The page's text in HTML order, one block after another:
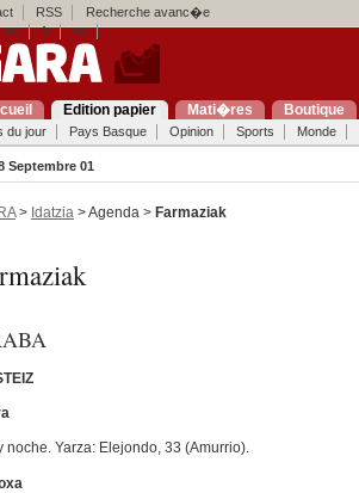
RSS
Recherche avanc�e
es fr en
Edition papier Mati�res Boutique
du jour Pays Basque Opinion Sports Monde
Septembre 01
> Idatzia > Agenda > Farmaziak
noche. Yarza: Elejondo, 33 (Amurrio).